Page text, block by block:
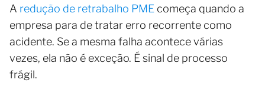
A redução de retrabalho PME começa quando a
empresa para de tratar erro recorrente como
acidente. Se a mesma falha acontece várias
vezes, ela não é exceção. É sinal de processo
frágil.